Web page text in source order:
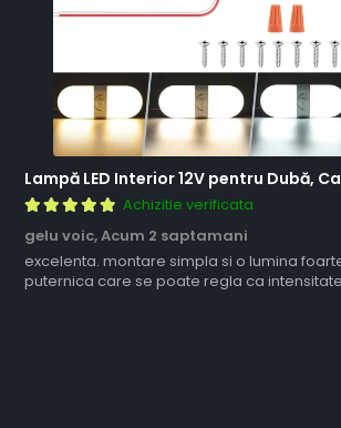
Achizitie verificata
gelu voic,Acum 2 saptamani
excelenta. montare simpla si o lumina
puternica care se poate regla ca intensitate